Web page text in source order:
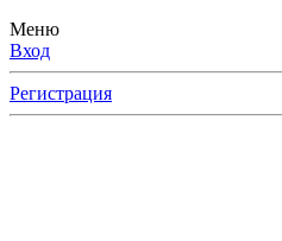
Меню
Вход
Регистрация